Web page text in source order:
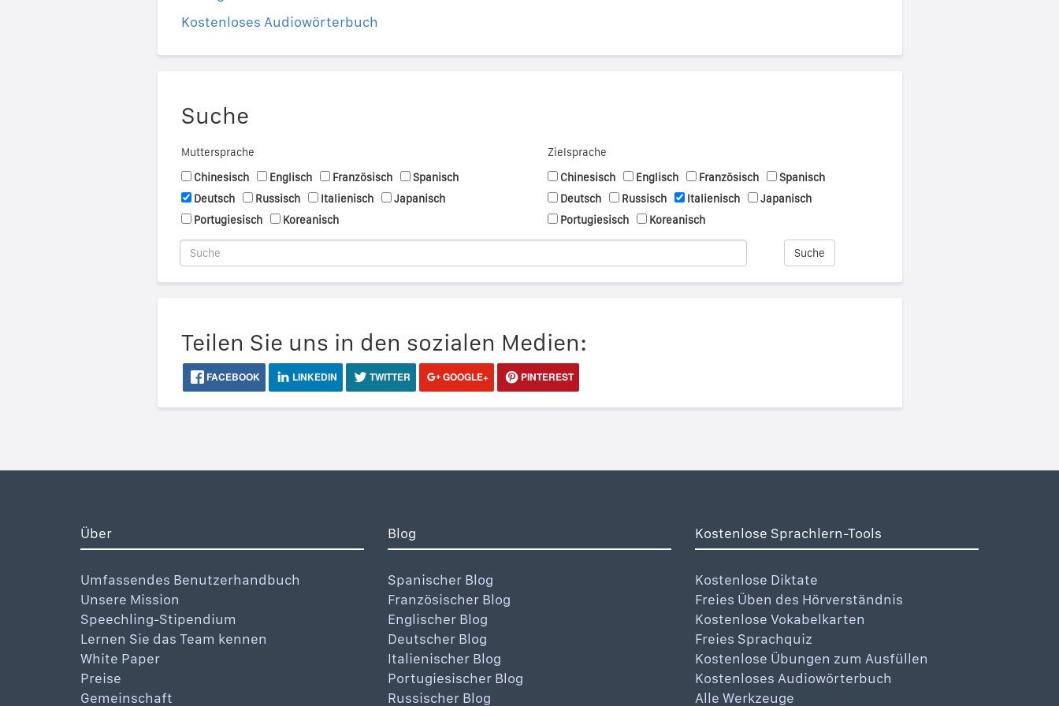
Kostenloses Audiowörterbuch
Suche
Muttersprache
Chinesisch
Englisch Französisch
Spanisch
Deutsch
Russisch Italienisch
Japanisch
Portugiesisch
Koreanisch
Zielsprache
Chinesisch
Englisch Französisch
Spanisch
Deutsch
Russisch Italienisch
Japanisch
Portugiesisch
Koreanisch
Suche
Teilen Sie uns in den sozialen Medien:
FACEBOOK LINKEDIN TWITTER GOOGLE+ PINTEREST
Über
Umfassendes Benutzerhandbuch
Unsere Mission
Speechling-Stipendium
Lernen Sie das Team kennen
White Paper
Preise
Gemeinschaft
Blog
Spanischer Blog
Französischer Blog
Englischer Blog
Deutscher Blog
Italienischer Blog
Portugiesischer Blog
Russischer Blog
Kostenlose Sprachlern-Tools
Kostenlose Diktate
Freies Üben des Hörverständnis
Kostenlose Vokabelkarten
Freies Sprachquiz
Kostenlose Übungen zum Ausfüllen
Kostenloses Audiowörterbuch
Alle Werkzeuge